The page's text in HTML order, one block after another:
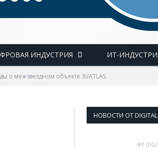
ИНДУСТРИЯ ИТ-
о межзвездном объекте 3I/ATLAS
НОВОСТИ ОТ
BY